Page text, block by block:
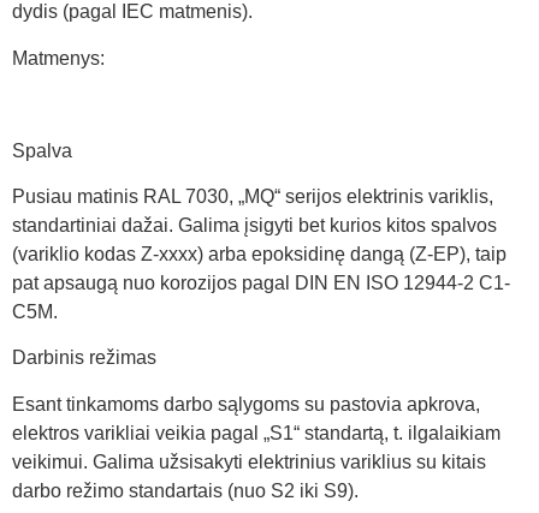
dydis (pagal IEC matmenis).
Matmenys:
Spalva
Pusiau matinis RAL 7030, „MQ“ serijos elektrinis variklis,
standartiniai dažai. Galima įsigyti bet kurios kitos spalvos
(variklio kodas Z-xxxx) arba epoksidinę dangą (Z-EP), taip
pat apsaugą nuo korozijos pagal DIN EN ISO 12944-2 C1-
C5M.
Darbinis režimas
Esant tinkamoms darbo sąlygoms su pastovia apkrova,
elektros varikliai veikia pagal „S1“ standartą, t. ilgalaikiam
veikimui. Galima užsisakyti elektrinius variklius su kitais
darbo režimo standartais (nuo S2 iki S9).